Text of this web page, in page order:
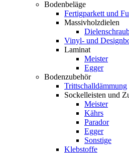
Bodenbeläge
Fertigparkett und
Massivholzdielen
Vinyl- und
Laminat
Meister
Egger
Bodenzubehör
Trittschalldämmung
Sockelleisten und
Meister
Kährs
Parador
Egger
Sonstige
Klebstoffe